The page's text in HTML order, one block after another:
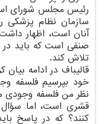
رئیس مجلس شورای
سازمان نظام پزشکی
آنان است، اظهار
صنفی است که باید در
تلاش کند.
قالیباف در ادامه بیان
خود بپرسیم فلسفه
نظر من فلسفه وجودی
قشری است، اما
کنند؟ که در پاسخ